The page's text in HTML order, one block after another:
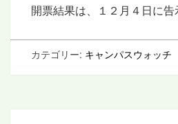
開票結果は、１２月４日に告
カテゴリー: キャンパスウォッチ